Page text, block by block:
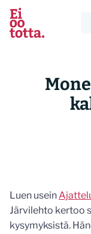
Siirry
sisältöön
Luen usein
Järvilehto kertoo
kysymyksistä.